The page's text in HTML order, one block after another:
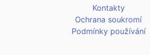
Kontakty
Ochrana soukromí
Podmínky používání